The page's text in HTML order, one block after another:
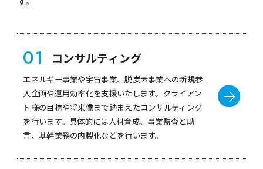
01 コンサルティング
エネルギー事業や宇宙事業、脱炭素事業への新規参
入企画や運用効率化を支援いたします。クライアン
ト様の目標や将来像まで踏まえたコンサルティング
を行います。具体的には人材育成、事業監査と助
言、基幹業務の内製化などを行います。